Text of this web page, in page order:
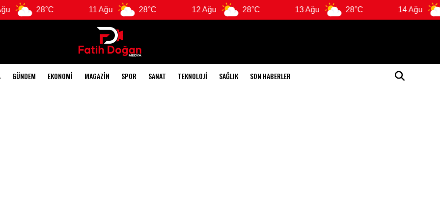
28°C 11 Ağu 28°C 12 Ağu 28°C 13 Ağu 28°C 14 Ağu
GÜNDEM EKONOMI MAGAZIN SPOR SANAT TEKNOLOJI SAĞLIK SON HABERLER